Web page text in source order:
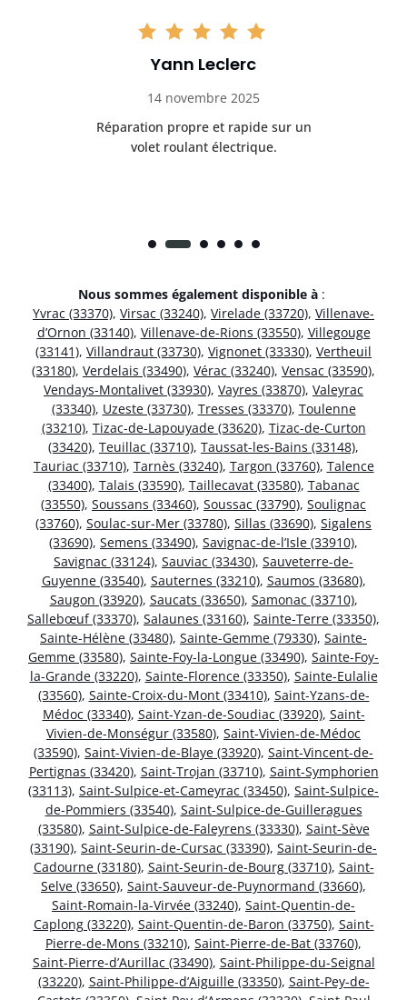
Yann Leclerc
14 novembre 2025
Réparation propre et rapide sur un
volet roulant électrique.
Nous sommes également disponible à :
Yvrac (33370), Virsac (33240), Virelade (33720), Villenave-
d’Ornon (33140), Villenave-de-Rions (33550), Villegouge
(33141), Villandraut (33730), Vignonet (33330), Vertheuil
(33180), Verdelais (33490), Vérac (33240), Vensac (33590),
Vendays-Montalivet (33930), Vayres (33870), Valeyrac
(33340), Uzeste (33730), Tresses (33370), Toulenne
(33210), Tizac-de-Lapouyade (33620), Tizac-de-Curton
(33420), Teuillac (33710), Taussat-les-Bains (33148),
Tauriac (33710), Tarnès (33240), Targon (33760), Talence
(33400), Talais (33590), Taillecavat (33580), Tabanac
(33550), Soussans (33460), Soussac (33790), Soulignac
(33760), Soulac-sur-Mer (33780), Sillas (33690), Sigalens
(33690), Semens (33490), Savignac-de-l’Isle (33910),
Savignac (33124), Sauviac (33430), Sauveterre-de-
Guyenne (33540), Sauternes (33210), Saumos (33680),
Saugon (33920), Saucats (33650), Samonac (33710),
Sallebœuf (33370), Salaunes (33160), Sainte-Terre (33350),
Sainte-Hélène (33480), Sainte-Gemme (79330), Sainte-
Gemme (33580), Sainte-Foy-la-Longue (33490), Sainte-Foy-
la-Grande (33220), Sainte-Florence (33350), Sainte-Eulalie
(33560), Sainte-Croix-du-Mont (33410), Saint-Yzans-de-
Médoc (33340), Saint-Yzan-de-Soudiac (33920), Saint-
Vivien-de-Monségur (33580), Saint-Vivien-de-Médoc
(33590), Saint-Vivien-de-Blaye (33920), Saint-Vincent-de-
Pertignas (33420), Saint-Trojan (33710), Saint-Symphorien
(33113), Saint-Sulpice-et-Cameyrac (33450), Saint-Sulpice-
de-Pommiers (33540), Saint-Sulpice-de-Guilleragues
(33580), Saint-Sulpice-de-Faleyrens (33330), Saint-Sève
(33190), Saint-Seurin-de-Cursac (33390), Saint-Seurin-de-
Cadourne (33180), Saint-Seurin-de-Bourg (33710), Saint-
Selve (33650), Saint-Sauveur-de-Puynormand (33660),
Saint-Romain-la-Virvée (33240), Saint-Quentin-de-
Caplong (33220), Saint-Quentin-de-Baron (33750), Saint-
Pierre-de-Mons (33210), Saint-Pierre-de-Bat (33760),
Saint-Pierre-d’Aurillac (33490), Saint-Philippe-du-Seignal
(33220), Saint-Philippe-d’Aiguille (33350), Saint-Pey-de-